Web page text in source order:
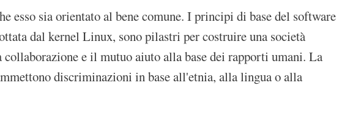
esso sia orientato al bene comune. I principi di base del software
dal kernel Linux, sono pilastri per costruire una società
e il mutuo aiuto alla base dei rapporti umani. La
discriminazioni in base all'etnia, alla lingua o alla